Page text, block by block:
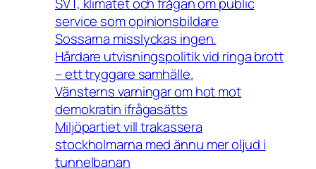
service som opinionsbildare
Sossarna misslyckas ingen.
Hårdare utvisningspolitik vid ringa brott
– ett tryggare samhälle.
Vänsterns varningar om hot mot
demokratin ifrågasätts
Miljöpartiet vill trakassera
stockholmarna med ännu mer oljud i
tunnelbanan